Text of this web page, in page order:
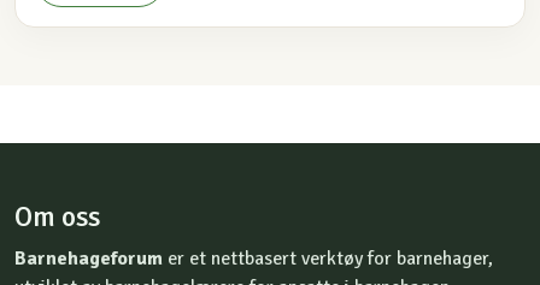
Om oss
Barnehageforum er et nettbasert verktøy for barnehager,